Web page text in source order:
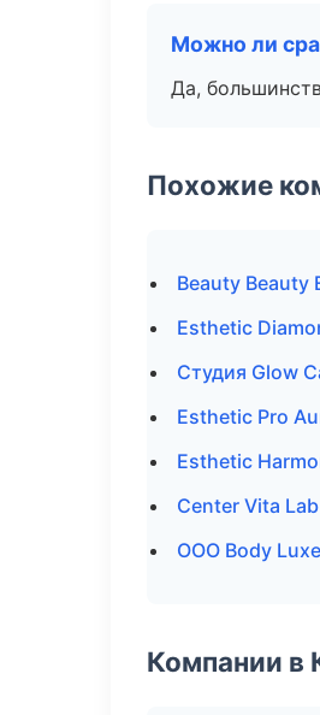
Можно ли
Да,
Похожие
Beauty Beauty
Esthetic
Студия Glow
Esthetic Pro
Esthetic
Center Vita
ООО Body
Компании в